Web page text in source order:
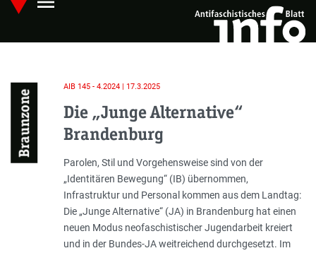
Skip
main
Hauptmenü öffnen
Braunzone
AIB 145 - 4.2024 | 17.3.2025
Die „Junge Alternative“
Brandenburg
Einleitung
Parolen, Stil und Vorgehensweise sind von der
„Identitären Bewegung“ (IB) übernommen,
Infrastruktur und Personal kommen aus dem Landtag:
Die „Junge Alternative“ (JA) in Brandenburg hat einen
neuen Modus neofaschistischer Jugendarbeit kreiert
und in der Bundes-JA weitreichend durchgesetzt. Im